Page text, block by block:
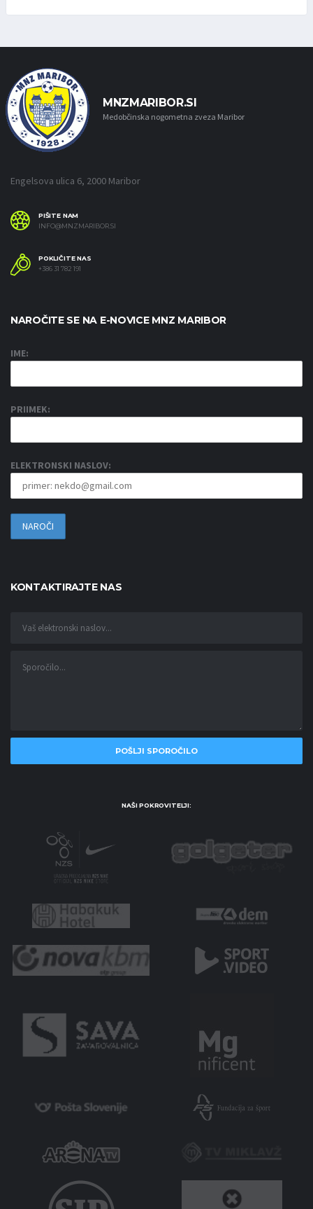
MNZMARIBOR.SI
Medobčinska nogometna zveza Maribor
Engelsova ulica 6, 2000 Maribor
PIŠITE NAM
INFO@MNZMARIBOR.SI
POKLIČITE NAS
+386 31 782 191
NAROČITE SE NA E-NOVICE MNZ MARIBOR
IME:
PRIIMEK:
ELEKTRONSKI NASLOV:
KONTAKTIRAJTE NAS
NAŠI POKROVITELJI: